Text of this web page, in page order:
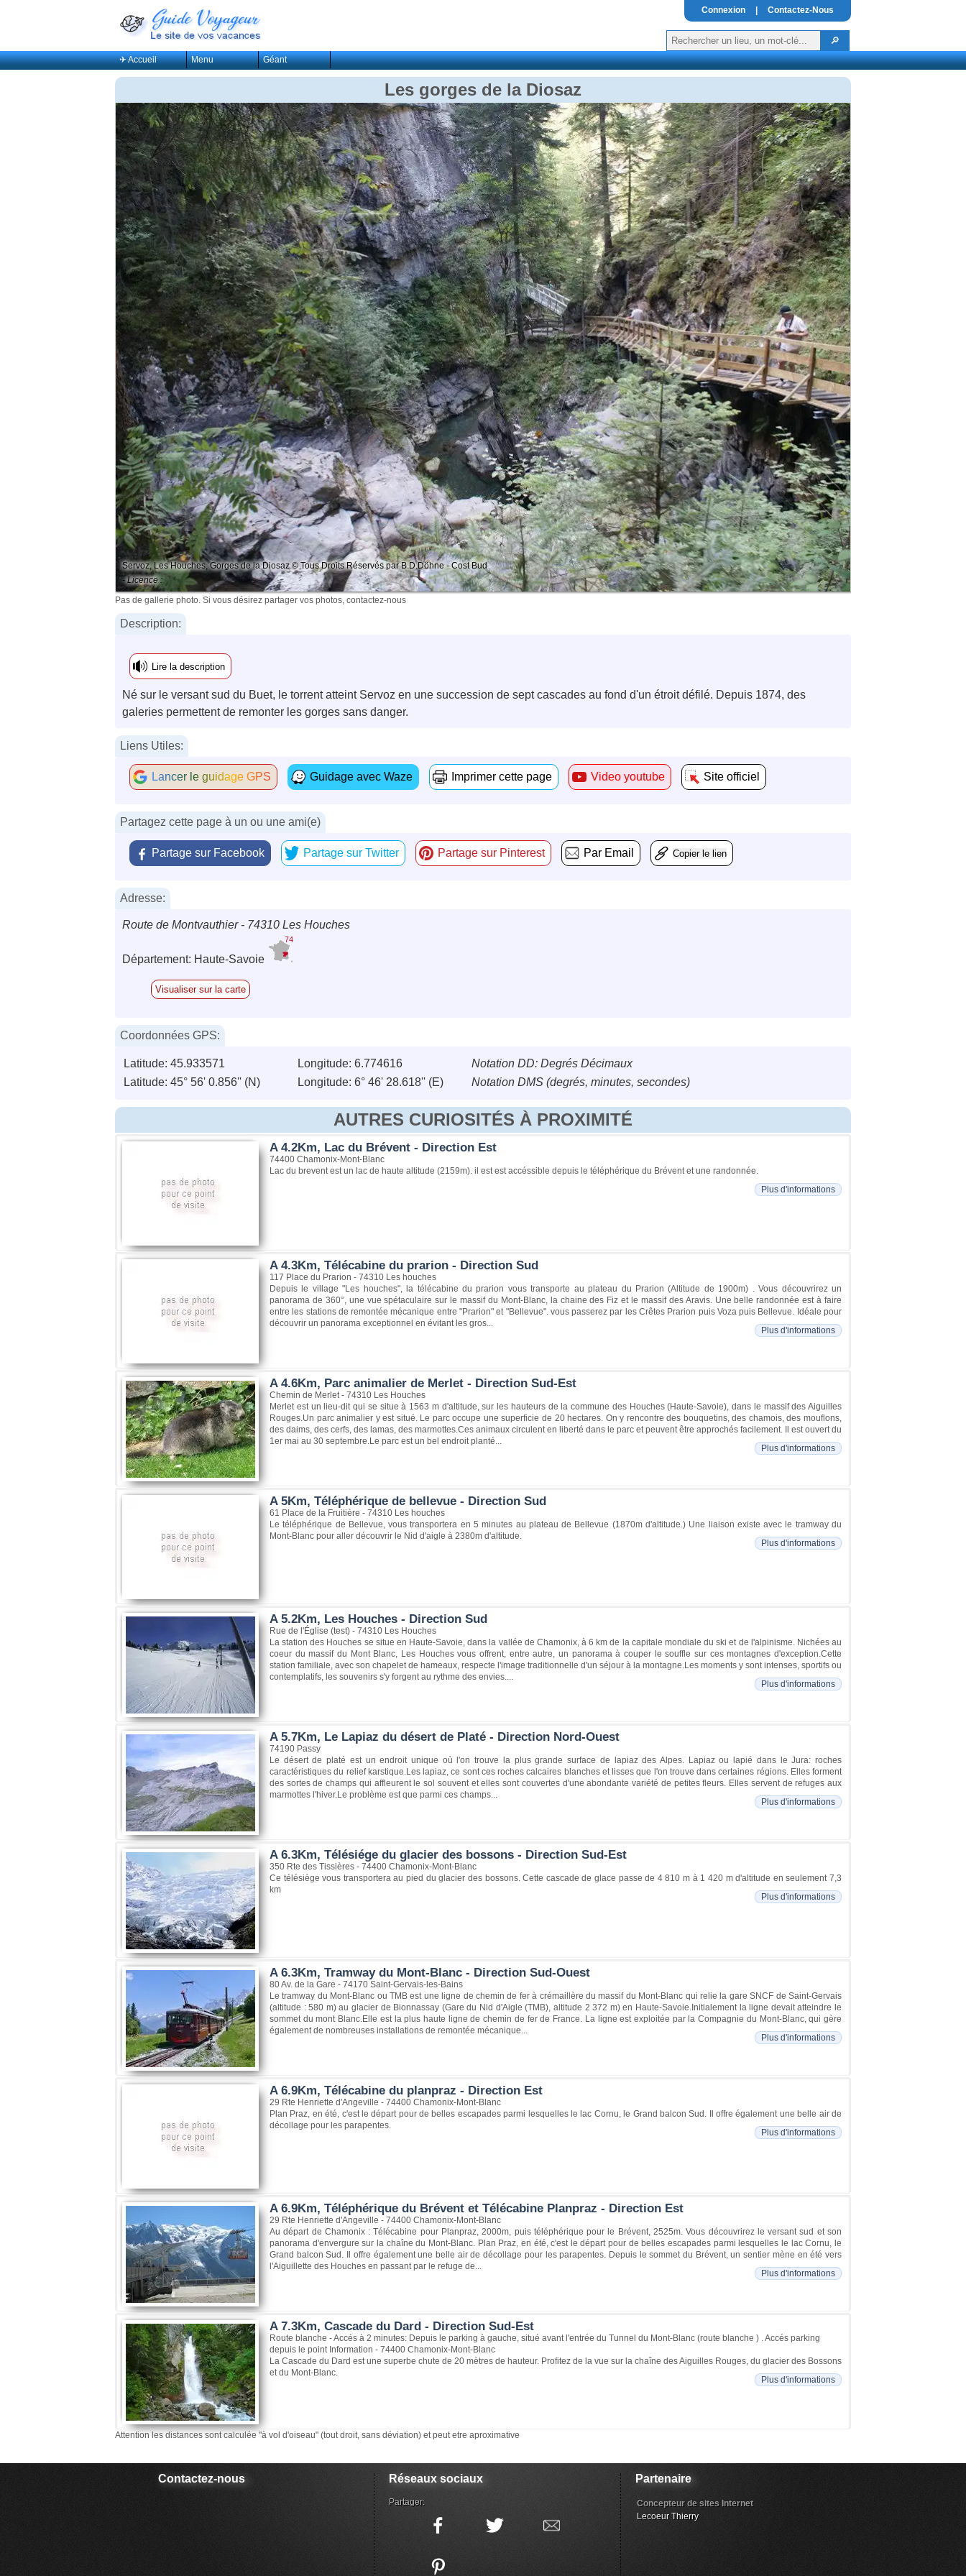
Connexion Contactez-Nous
✈ Accueil Menu Géant
Les gorges de la Diosaz
Servoz, Les Houches, Gorges de la Diosaz © Tous Droits Réservés par B.D.Döhne - Cost Bud
- Licence :
Pas de gallerie photo. Si vous désirez partager vos photos, contactez-nous
Description:
Lire la description
Né sur le versant sud du Buet, le torrent atteint Servoz en une succession de sept cascades au fond d'un étroit défilé. Depuis 1874, des
galeries permettent de remonter les gorges sans danger.
Liens Utiles:
Lancer le guidage GPS Guidage avec Waze Imprimer cette page Video youtube Site officiel
Partagez cette page à un ou une ami(e)
Partage sur Facebook Partage sur Twitter Partage sur Pinterest Par Email Copier le lien
Adresse:
Route de Montvauthier - 74310 Les Houches
Département: Haute-Savoie
74
Visualiser sur la carte
Coordonnées GPS:
Latitude: 45.933571 Longitude: 6.774616
Notation DD: Degrés Décimaux
Latitude: 45° 56' 0.856'' (N)
Longitude: 6° 46' 28.618'' (E) Notation DMS (degrés, minutes, secondes)
AUTRES CURIOSITÉS À PROXIMITÉ
A 4.2Km, Lac du Brévent - Direction Est
74400 Chamonix-Mont-Blanc
Lac du brevent est un lac de haute altitude (2159m). il est est accéssible depuis le téléphérique du Brévent et une randonnée.
Plus d'informations
A 4.3Km, Télécabine du prarion - Direction Sud
117 Place du Prarion - 74310 Les houches
Depuis le village "Les houches", la télécabine du prarion vous transporte au plateau du Prarion (Altitude de 1900m) . Vous découvrirez un
panorama de 360°, une vue spétaculaire sur le massif du Mont-Blanc, la chaine des Fiz et le massif des Aravis. Une belle randonnée est à faire
entre les stations de remontée mécanique entre "Prarion" et "Bellevue". vous passerez par les Crêtes Prarion puis Voza puis Bellevue. Idéale pour
découvrir un panorama exceptionnel en évitant les gros...
Plus d'informations
A 4.6Km, Parc animalier de Merlet - Direction Sud-Est
Chemin de Merlet - 74310 Les Houches
Merlet est un lieu-dit qui se situe à 1563 m d'altitude, sur les hauteurs de la commune des Houches (Haute-Savoie), dans le massif des Aiguilles
Rouges.Un parc animalier y est situé. Le parc occupe une superficie de 20 hectares. On y rencontre des bouquetins, des chamois, des mouflons,
des daims, des cerfs, des lamas, des marmottes.Ces animaux circulent en liberté dans le parc et peuvent être approchés facilement. Il est ouvert du
1er mai au 30 septembre.Le parc est un bel endroit planté...
Plus d'informations
A 5Km, Téléphérique de bellevue - Direction Sud
61 Place de la Fruitière - 74310 Les houches
Le téléphérique de Bellevue, vous transportera en 5 minutes au plateau de Bellevue (1870m d'altitude.) Une liaison existe avec le tramway du
Mont-Blanc pour aller découvrir le Nid d'aigle à 2380m d'altitude.
Plus d'informations
A 5.2Km, Les Houches - Direction Sud
Rue de l'Église (test) - 74310 Les Houches
La station des Houches se situe en Haute-Savoie, dans la vallée de Chamonix, à 6 km de la capitale mondiale du ski et de l'alpinisme. Nichées au
coeur du massif du Mont Blanc, Les Houches vous offrent, entre autre, un panorama à couper le souffle sur ces montagnes d'exception.Cette
station familiale, avec son chapelet de hameaux, respecte l'image traditionnelle d'un séjour à la montagne.Les moments y sont intenses, sportifs ou
contemplatifs, les souvenirs s'y forgent au rythme des envies....
Plus d'informations
A 5.7Km, Le Lapiaz du désert de Platé - Direction Nord-Ouest
74190 Passy
Le désert de platé est un endroit unique où l'on trouve la plus grande surface de lapiaz des Alpes. Lapiaz ou lapié dans le Jura: roches
caractéristiques du relief karstique.Les lapiaz, ce sont ces roches calcaires blanches et lisses que l'on trouve dans certaines régions. Elles forment
des sortes de champs qui affleurent le sol souvent et elles sont couvertes d'une abondante variété de petites fleurs. Elles servent de refuges aux
marmottes l'hiver.Le problème est que parmi ces champs...
Plus d'informations
A 6.3Km, Télésiége du glacier des bossons - Direction Sud-Est
350 Rte des Tissières - 74400 Chamonix-Mont-Blanc
Ce télésiège vous transportera au pied du glacier des bossons. Cette cascade de glace passe de 4 810 m à 1 420 m d'altitude en seulement 7,3
km
Plus d'informations
A 6.3Km, Tramway du Mont-Blanc - Direction Sud-Ouest
80 Av. de la Gare - 74170 Saint-Gervais-les-Bains
Le tramway du Mont-Blanc ou TMB est une ligne de chemin de fer à crémaillère du massif du Mont-Blanc qui relie la gare SNCF de Saint-Gervais
(altitude : 580 m) au glacier de Bionnassay (Gare du Nid d'Aigle (TMB), altitude 2 372 m) en Haute-Savoie.Initialement la ligne devait atteindre le
sommet du mont Blanc.Elle est la plus haute ligne de chemin de fer de France. La ligne est exploitée par la Compagnie du Mont-Blanc, qui gère
également de nombreuses installations de remontée mécanique...
Plus d'informations
A 6.9Km, Télécabine du planpraz - Direction Est
29 Rte Henriette d'Angeville - 74400 Chamonix-Mont-Blanc
Plan Praz, en été, c'est le départ pour de belles escapades parmi lesquelles le lac Cornu, le Grand balcon Sud. Il offre également une belle air de
décollage pour les parapentes.
Plus d'informations
A 6.9Km, Téléphérique du Brévent et Télécabine Planpraz - Direction Est
29 Rte Henriette d'Angeville - 74400 Chamonix-Mont-Blanc
Au départ de Chamonix : Télécabine pour Planpraz, 2000m, puis téléphérique pour le Brévent, 2525m. Vous découvrirez le versant sud et son
panorama d'envergure sur la chaîne du Mont-Blanc. Plan Praz, en été, c'est le départ pour de belles escapades parmi lesquelles le lac Cornu, le
Grand balcon Sud. Il offre également une belle air de décollage pour les parapentes. Depuis le sommet du Brévent, un sentier mène en été vers
l'Aiguillette des Houches en passant par le refuge de...
Plus d'informations
A 7.3Km, Cascade du Dard - Direction Sud-Est
Route blanche - Accés à 2 minutes: Depuis le parking à gauche, situé avant l'entrée du Tunnel du Mont-Blanc (route blanche ) . Accés parking
depuis le point Information - 74400 Chamonix-Mont-Blanc
La Cascade du Dard est une superbe chute de 20 mètres de hauteur. Profitez de la vue sur la chaîne des Aiguilles Rouges, du glacier des Bossons
et du Mont-Blanc.
Plus d'informations
Attention les distances sont calculée "à vol d'oiseau" (tout droit, sans déviation) et peut etre aproximative
Contactez-nous Réseaux sociaux
Partager:
Partenaire
Concepteur de sites Internet
Lecoeur Thierry